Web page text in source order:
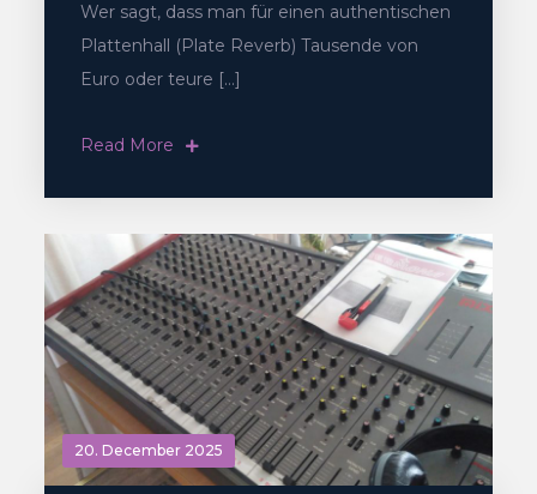
Wer sagt, dass man für einen authentischen
Plattenhall (Plate Reverb) Tausende von
Euro oder teure […]
Read More
20. December 2025